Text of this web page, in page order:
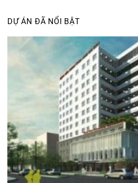
DỰ ÁN ĐÃ NỔI BẬT
BỆNH VIỆN ĐA KHOA NAM SÀI GÒN – KDC
TPHCM